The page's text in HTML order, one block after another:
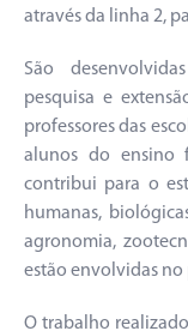
através da linha 2,
São
pesquisa e
professores das
alunos do ensino
contribui para o
humanas,
agronomia,
estão envolvidas no
O trabalho